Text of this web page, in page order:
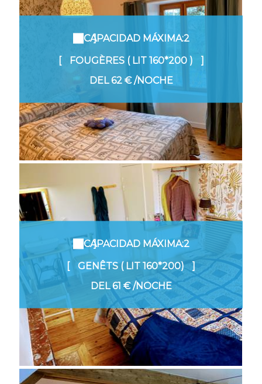
CAPACIDAD MÁXIMA:2
FOUGÈRES ( LIT 160*200 )
DEL62 €/NOCHE
CAPACIDAD MÁXIMA:2
GENÊTS ( LIT 160*200)
DEL61 €/NOCHE